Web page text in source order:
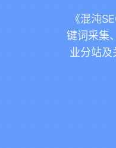
《混沌
键词采集
业分站及